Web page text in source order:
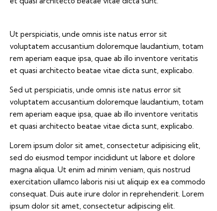
Ut perspiciatis, unde omnis iste natus error sit
voluptatem accusantium doloremque laudantium, totam
rem aperiam eaque ipsa, quae ab illo inventore veritatis
et quasi architecto beatae vitae dicta sunt, explicabo.
Sed ut perspiciatis, unde omnis iste natus error sit
voluptatem accusantium doloremque laudantium, totam
rem aperiam eaque ipsa, quae ab illo inventore veritatis
et quasi architecto beatae vitae dicta sunt, explicabo.
Lorem ipsum dolor sit amet, consectetur adipisicing elit,
sed do eiusmod tempor incididunt ut labore et dolore
magna aliqua. Ut enim ad minim veniam, quis nostrud
exercitation ullamco laboris nisi ut aliquip ex ea commodo
consequat. Duis aute irure dolor in reprehenderit. Lorem
ipsum dolor sit amet, consectetur adipiscing elit.